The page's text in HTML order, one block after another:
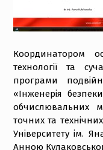
Координатором
технології та
програми
«Інженерія
обчислювальних
точних та
Університету ім.
Анною